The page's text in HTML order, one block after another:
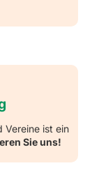
Vereine ist ein
Sie uns!